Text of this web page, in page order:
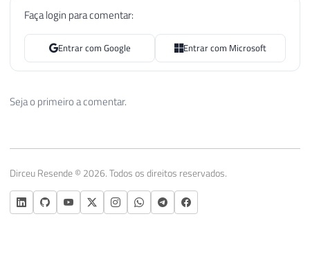
Faça login para comentar:
Entrar com Google Entrar com Microsoft
Seja o primeiro a comentar.
Dirceu Resende © 2026. Todos os direitos reservados.